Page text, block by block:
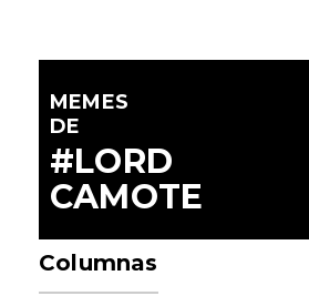
MEMES
DE
#LORD
CAMOTE
Columnas